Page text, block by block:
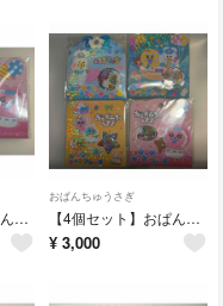
【2個セット】おぱんちゅうさぎ おはじきシールフレーク
おぱんちゅうさぎ
【4個セット】おぱんちゅうさぎ&んぽちゃむ おはじきシールフレーク
¥ 3,000